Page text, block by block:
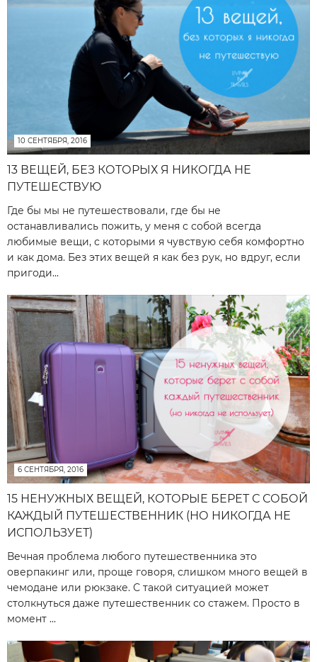
10 СЕНТЯБРЯ, 2016
13 ВЕЩЕЙ, БЕЗ КОТОРЫХ Я НИКОГДА НЕ
ПУТЕШЕСТВУЮ
Где бы мы не путешествовали, где бы не
останавливались пожить, у меня с собой всегда
любимые вещи, с которыми я чувствую себя комфортно
и как дома. Без этих вещей я как без рук, но вдруг, если
пригоди...
6 СЕНТЯБРЯ, 2016
15 НЕНУЖНЫХ ВЕЩЕЙ, КОТОРЫЕ БЕРЕТ С СОБОЙ
КАЖДЫЙ ПУТЕШЕСТВЕННИК (НО НИКОГДА НЕ
ИСПОЛЬЗУЕТ)
Вечная проблема любого путешественника это
оверпакинг или, проще говоря, слишком много вещей в
чемодане или рюкзаке. С такой ситуацией может
столкнуться даже путешественник со стажем. Просто в
момент ...